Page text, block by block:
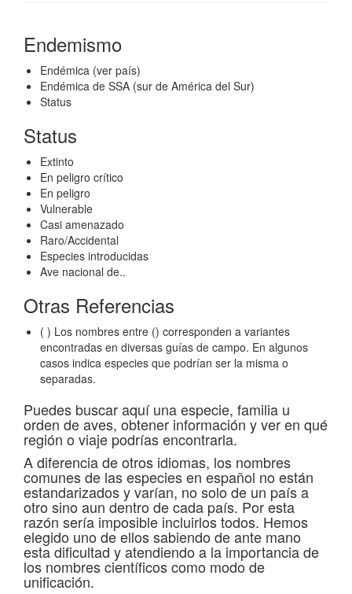
Endemismo
Endémica (ver país)
Endémica de SSA (sur de América del Sur)
Status
Status
Extinto
En peligro crítico
En peligro
Vulnerable
Casi amenazado
Raro/Accidental
Especies introducidas
Ave nacional de..
Otras Referencias
( ) Los nombres entre () corresponden a variantes
encontradas en diversas guías de campo. En algunos
casos indica especies que podrían ser la misma o
separadas.
Puedes buscar aquí una especie, familia u
orden de aves, obtener información y ver en qué
región o viaje podrías encontrarla.
A diferencia de otros idiomas, los nombres
comunes de las especies en español no están
estandarizados y varían, no solo de un país a
otro sino aun dentro de cada país. Por esta
razón sería imposible incluirlos todos. Hemos
elegido uno de ellos sabiendo de ante mano
esta dificultad y atendiendo a la importancia de
los nombres científicos como modo de
unificación.